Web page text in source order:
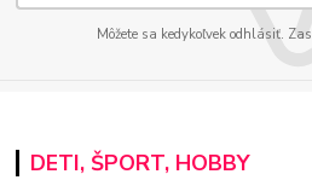
Môžete sa kedykoľvek odhlásiť.
DETI, ŠPORT, HOBBY